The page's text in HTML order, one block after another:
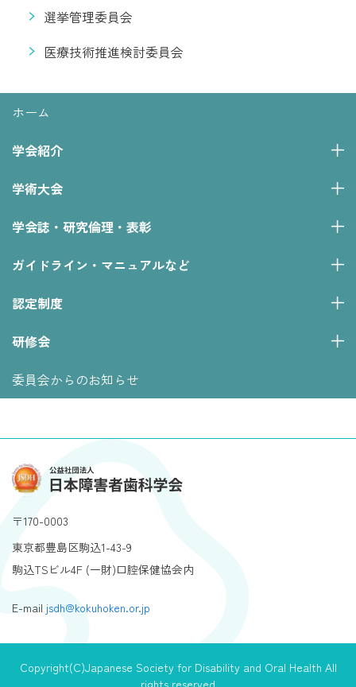
選挙管理委員会
医療技術推進検討委員会
ホーム
学会紹介
学術大会
学会誌・研究倫理・表彰
ガイドライン・マニュアルなど
認定制度
研修会
委員会からのお知らせ
〒170-0003
東京都豊島区駒込1-43-9
駒込TSビル4F (一財)口腔保健協会内
E-mail jsdh@kokuhoken.or.jp
Copyright(C)Japanese Society for Disability and Oral Health All
rights reserved